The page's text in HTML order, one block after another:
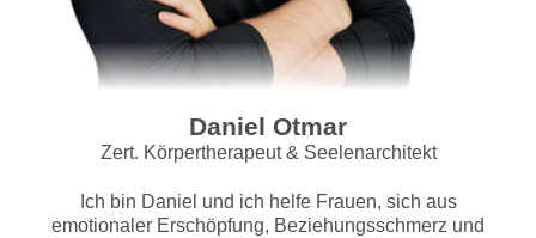
Daniel Otmar
Zert. Körpertherapeut & Seelenarchitekt
Ich bin Daniel und ich helfe Frauen, sich aus
emotionaler Erschöpfung, Beziehungsschmerz und